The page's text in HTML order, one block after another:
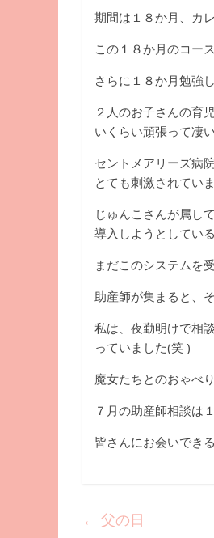
期間は１８か月、カ
この１８か月のコー
さらに１８か月勉強
２人のお子さんの育
いくらい頑張って凄い
セントメアリーズ病
とても刺激されていま
じゅんこさんが属し
導入しようとしてい
まだこのシステムを
助産師が集まると、
私は、夜勤明けで相
っていました(笑 )
魔女たちとのおゃべ
７月の助産師相談は
皆さんにお会いでき
← 父の日